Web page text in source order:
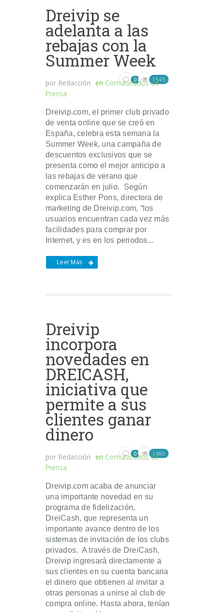
Dreivip se
adelanta a las
rebajas con la
Summer Week
por Redacción en Comunicados de
Prensa
0 1545
Dreivip.com, el primer club privado
de venta online que se creó en
España, celebra esta semana la
Summer Week, una campaña de
descuentos exclusivos que se
presenta como el mejor anticipo a
las rebajas de verano que
comenzarán en julio. Según
explica Esther Pons, directora de
marketing de Dreivip.com, “los
usuarios encuentran cada vez más
facilidades para comprar por
Internet, y es en los periodos...
Leer Más
Dreivip
incorpora
novedades en
DREICASH,
iniciativa que
permite a sus
clientes ganar
dinero
por Redacción en Comunicados de
Prensa
0 1480
Dreivip.com acaba de anunciar
una importante novedad en su
programa de fidelización,
DreiCash, que representa un
importante avance dentro de los
sistemas de invitación de los clubs
privados. A través de DreiCash,
Dreivip ingresará directamente a
sus clientes en su cuenta bancaria
el dinero que obtienen al invitar a
otras personas a unirse al club de
compra online. Hasta ahora, tenían